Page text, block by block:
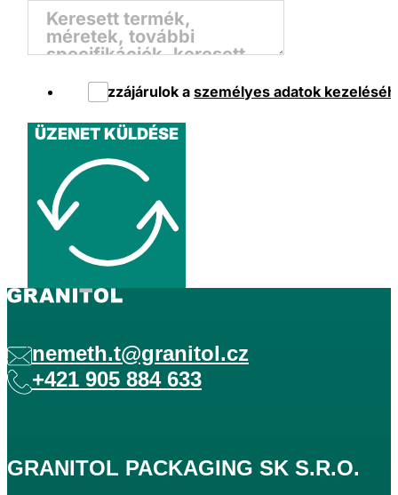
Hozzájárulok aszemélyes adatok
ÜZENET KÜLDÉSE
GRANITOL PACKAGING SK S.R.O.
nemeth.t@granitol.cz
+421 905 884 633